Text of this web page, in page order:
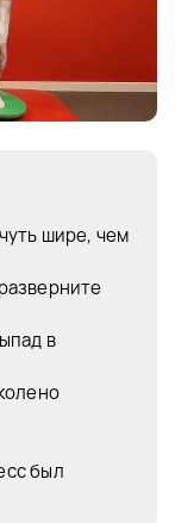
шире, чем
в
был